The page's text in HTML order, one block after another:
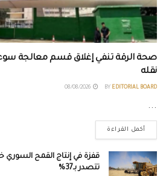
صحة الرقة تنفي إغلاق قسم معالجة
نقله
BY EDITORIAL BOARD
...
أكمل القراءة
تتصدر بـ37%